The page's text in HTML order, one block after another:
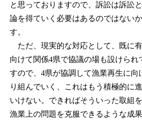
と思っておりますので、訴訟は訴訟
論を得ていく必要はあるのではない
す。
ただ、現実的な対応として、既に
向けて関係4県で協議の場も設けられ
すので、4県が協調して漁業再生に向
り組んでいく、これはもう積極的に
いけない。できればそういった取組
漁業上の問題を克服できるような成